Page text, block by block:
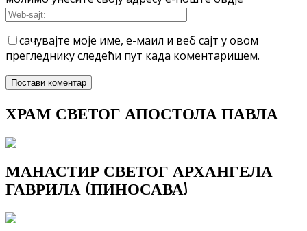
сачувајте моје име, е-маил и веб сајт у овом
прегледнику следећи пут када коментаришем.
ХРАМ СВЕТОГ АПОСТОЛА ПАВЛА
МАНАСТИР СВЕТОГ АРХАНГЕЛА
ГАВРИЛА (ПИНОСАВА)